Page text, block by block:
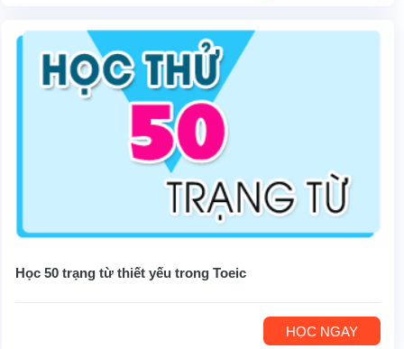
Học 50 trạng từ thiết yếu trong Toeic
HỌC NGAY